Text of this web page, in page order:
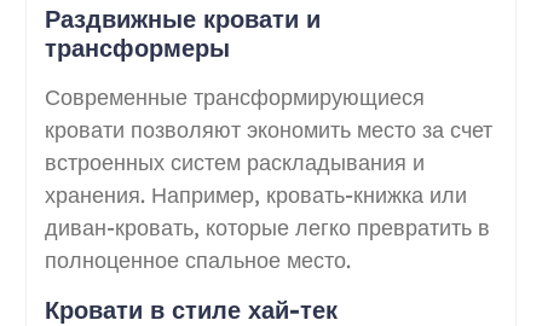
Раздвижные кровати и
трансформеры
Современные трансформирующиеся
кровати позволяют экономить место за счет
встроенных систем раскладывания и
хранения. Например, кровать-книжка или
диван-кровать, которые легко превратить в
полноценное спальное место.
Кровати в стиле хай-тек